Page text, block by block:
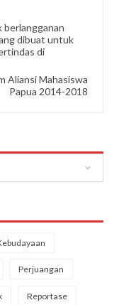
berlangganan
dibuat untuk
di
Aliansi Mahasiswa
Papua 2014-2018
Perjuangan
Reportase